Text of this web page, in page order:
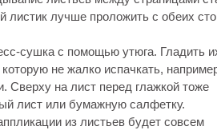
листик лучше проложить с обеих
сушка с помощью утюга. Гладить
не жалко испачкать,
Сверху на лист перед глажкой тоже
лист или бумажную салфетку.
из листьев будет совсем